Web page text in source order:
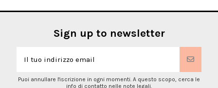
Sign up to newsletter
Puoi annullare l'iscrizione in ogni momenti. A questo scopo, cerca le
info di contatto nelle note legali.